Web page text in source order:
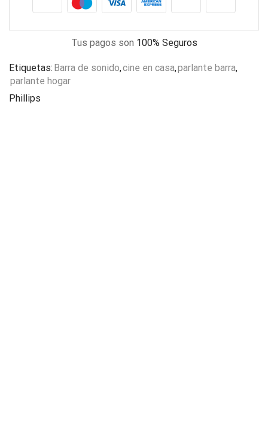
Tus pagos son 100% Seguros
Etiquetas: Barra de sonido,cine en casa,parlante barra,
parlante hogar
Phillips